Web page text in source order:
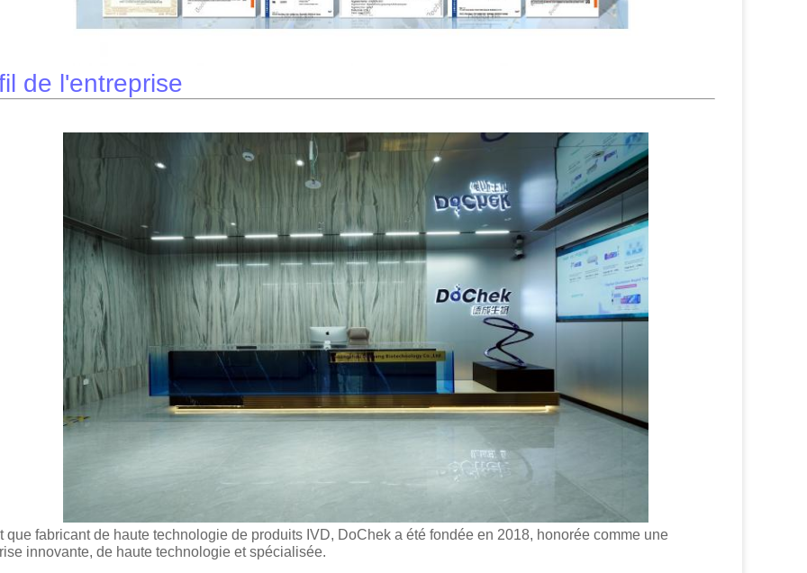
de l'entreprise
que fabricant de haute technologie de produits IVD, DoChek a été fondée en 2018, honorée comme une
innovante, de haute technologie et spécialisée.